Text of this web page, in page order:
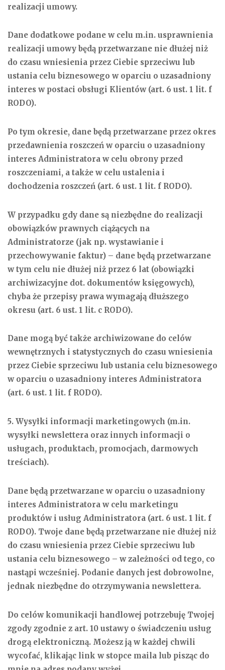
realizacji umowy.
Dane dodatkowe podane w celu m.in. usprawnienia
realizacji umowy będą przetwarzane nie dłużej niż
do czasu wniesienia przez Ciebie sprzeciwu lub
ustania celu biznesowego w oparciu o uzasadniony
interes w postaci obsługi Klientów (art. 6 ust. 1 lit. f
RODO).
Po tym okresie, dane będą przetwarzane przez okres
przedawnienia roszczeń w oparciu o uzasadniony
interes Administratora w celu obrony przed
roszczeniami, a także w celu ustalenia i
dochodzenia roszczeń (art. 6 ust. 1 lit. f RODO).
W przypadku gdy dane są niezbędne do realizacji
obowiązków prawnych ciążących na
Administratorze (jak np. wystawianie i
przechowywanie faktur) – dane będą przetwarzane
w tym celu nie dłużej niż przez 6 lat (obowiązki
archiwizacyjne dot. dokumentów księgowych),
chyba że przepisy prawa wymagają dłuższego
okresu (art. 6 ust. 1 lit. c RODO).
Dane mogą być także archiwizowane do celów
wewnętrznych i statystycznych do czasu wniesienia
przez Ciebie sprzeciwu lub ustania celu biznesowego
w oparciu o uzasadniony interes Administratora
(art. 6 ust. 1 lit. f RODO).
5. Wysyłki informacji marketingowych (m.in.
wysyłki newslettera oraz innych informacji o
usługach, produktach, promocjach, darmowych
treściach).
Dane będą przetwarzane w oparciu o uzasadniony
interes Administratora w celu marketingu
produktów i usług Administratora (art. 6 ust. 1 lit. f
RODO). Twoje dane będą przetwarzane nie dłużej niż
do czasu wniesienia przez Ciebie sprzeciwu lub
ustania celu biznesowego – w zależności od tego, co
nastąpi wcześniej. Podanie danych jest dobrowolne,
jednak niezbędne do otrzymywania newslettera.
Do celów komunikacji handlowej potrzebuję Twojej
zgody zgodnie z art. 10 ustawy o świadczeniu usług
drogą elektroniczną. Możesz ją w każdej chwili
wycofać, klikając link w stopce maila lub pisząc do